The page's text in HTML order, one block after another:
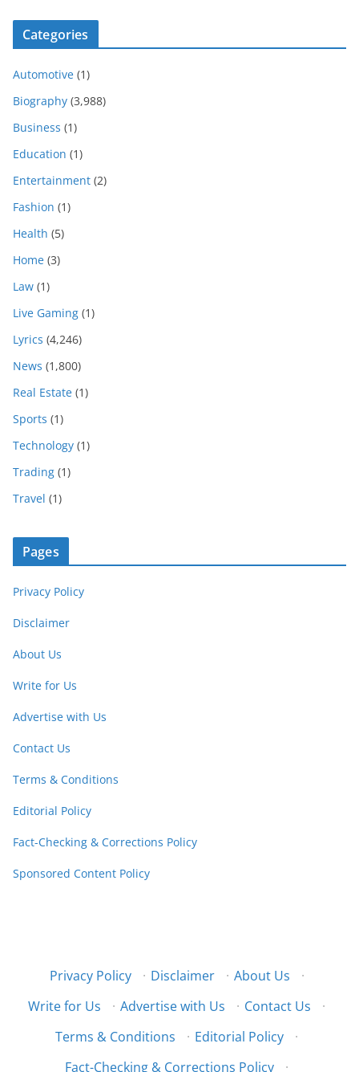
Categories
Automotive (1)
Biography (3,988)
Business (1)
Education (1)
Entertainment (2)
Fashion (1)
Health (5)
Home (3)
Law (1)
Live Gaming (1)
Lyrics (4,246)
News (1,800)
Real Estate (1)
Sports (1)
Technology (1)
Trading (1)
Travel (1)
Pages
Privacy Policy
Disclaimer
About Us
Write for Us
Advertise with Us
Contact Us
Terms & Conditions
Editorial Policy
Fact-Checking & Corrections Policy
Sponsored Content Policy
Privacy Policy · Disclaimer · About Us
·
Write for Us
· Advertise with Us · Contact Us
·
Terms & Conditions
· Editorial Policy
·
Fact-Checking & Corrections Policy
·